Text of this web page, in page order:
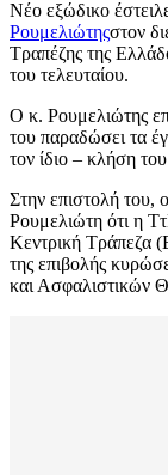
Νέο εξώδικο
Ρουμελιώτηςστον
Τραπέζης της
του τελευταίου.
Ο κ. Ρουμελιώτης
του παραδώσει τα
τον ίδιο – κλήση
Στην επιστολή του,
Ρουμελιώτη ότι η
Κεντρική Τράπεζα
της επιβολής
και Ασφαλιστικών